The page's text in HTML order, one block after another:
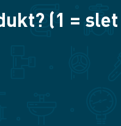
(1 =